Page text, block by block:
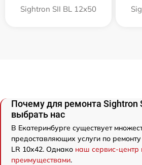
Sightron SII BL 12x50
Почему для ремонта Sightron
выбрать нас
В Екатеринбурге существует
предоставляющих услуги по
LR 10x42. Однако наш сервис-центр
преимуществами.